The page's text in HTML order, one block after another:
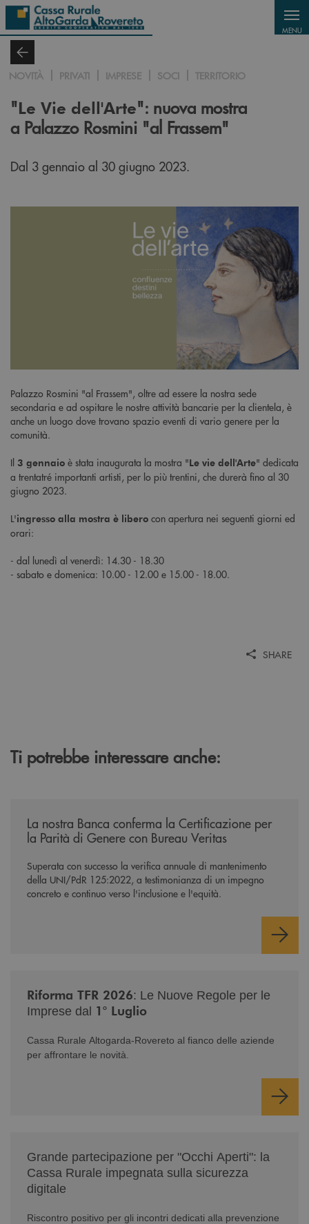
Salta al contenuto principale
MENU
NOVITÀ PRIVATI IMPRESE SOCI TERRITORIO
"Le Vie dell'Arte": nuova mostra
a Palazzo Rosmini "al Frassem"
Dal 3 gennaio al 30 giugno 2023.
Palazzo Rosmini "al Frassem", oltre ad essere la nostra sede
secondaria e ad ospitare le nostre attività bancarie per la clientela, è
anche un luogo dove trovano spazio eventi di vario genere per la
comunità.
Il 3 gennaio è stata inaugurata la mostra "Le vie dell'Arte" dedicata
a trentatré importanti artisti, per lo più trentini, che durerà fino al 30
giugno 2023.
L'ingresso alla mostra è libero con apertura nei seguenti giorni ed
orari:
- dal lunedì al venerdì: 14.30 - 18.30
- sabato e domenica: 10.00 - 12.00 e 15.00 - 18.00.
SHARE
Ti potrebbe interessare anche:
La nostra Banca conferma la Certificazione per
la Parità di Genere con Bureau Veritas
Superata con successo la verifica annuale di mantenimento
della UNI/PdR 125:2022, a testimonianza di un impegno
concreto e continuo verso l'inclusione e l'equità.
Riforma TFR 2026: Le Nuove Regole per le
Imprese dal 1° Luglio
Cassa Rurale Altogarda-Rovereto al fianco delle aziende
per affrontare le novità.
Grande partecipazione per "Occhi Aperti": la
Cassa Rurale impegnata sulla sicurezza
digitale
Riscontro positivo per gli incontri dedicati alla prevenzione